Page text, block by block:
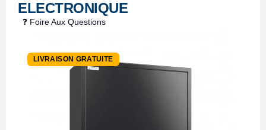
ELECTRONIQUE
❓ Foire Aux Questions
LIVRAISON GRATUITE